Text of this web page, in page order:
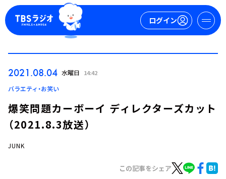
ログイン
ログイン
2021.08.04 水曜日 14:42
バラエティ・お笑い
爆笑問題カーボーイ ディレクターズカット
（2021.8.3放送）
JUNK
この記事をシェア